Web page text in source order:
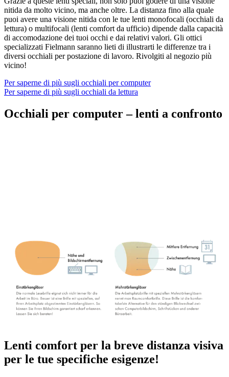
nitida da molto vicino, ma anche oltre. La distanza fino alla quale
puoi avere una visione nitida con le tue lenti monofocali (occhiali da
lettura) o multifocali (lenti comfort da ufficio) dipende dalla capacità
di accomodazione dei tuoi occhi e dai relativi valori. Gli ottici
specializzati Fielmann saranno lieti di illustrarti le differenze tra i
diversi occhiali per postazione di lavoro. Rivolgiti al negozio più
vicino!
Per saperne di più sugli occhiali per computer
Per saperne di più sugli occhiali da lettura
Occhiali per computer – lenti a confronto
Lenti comfort per la breve distanza visiva
per le tue specifiche esigenze!